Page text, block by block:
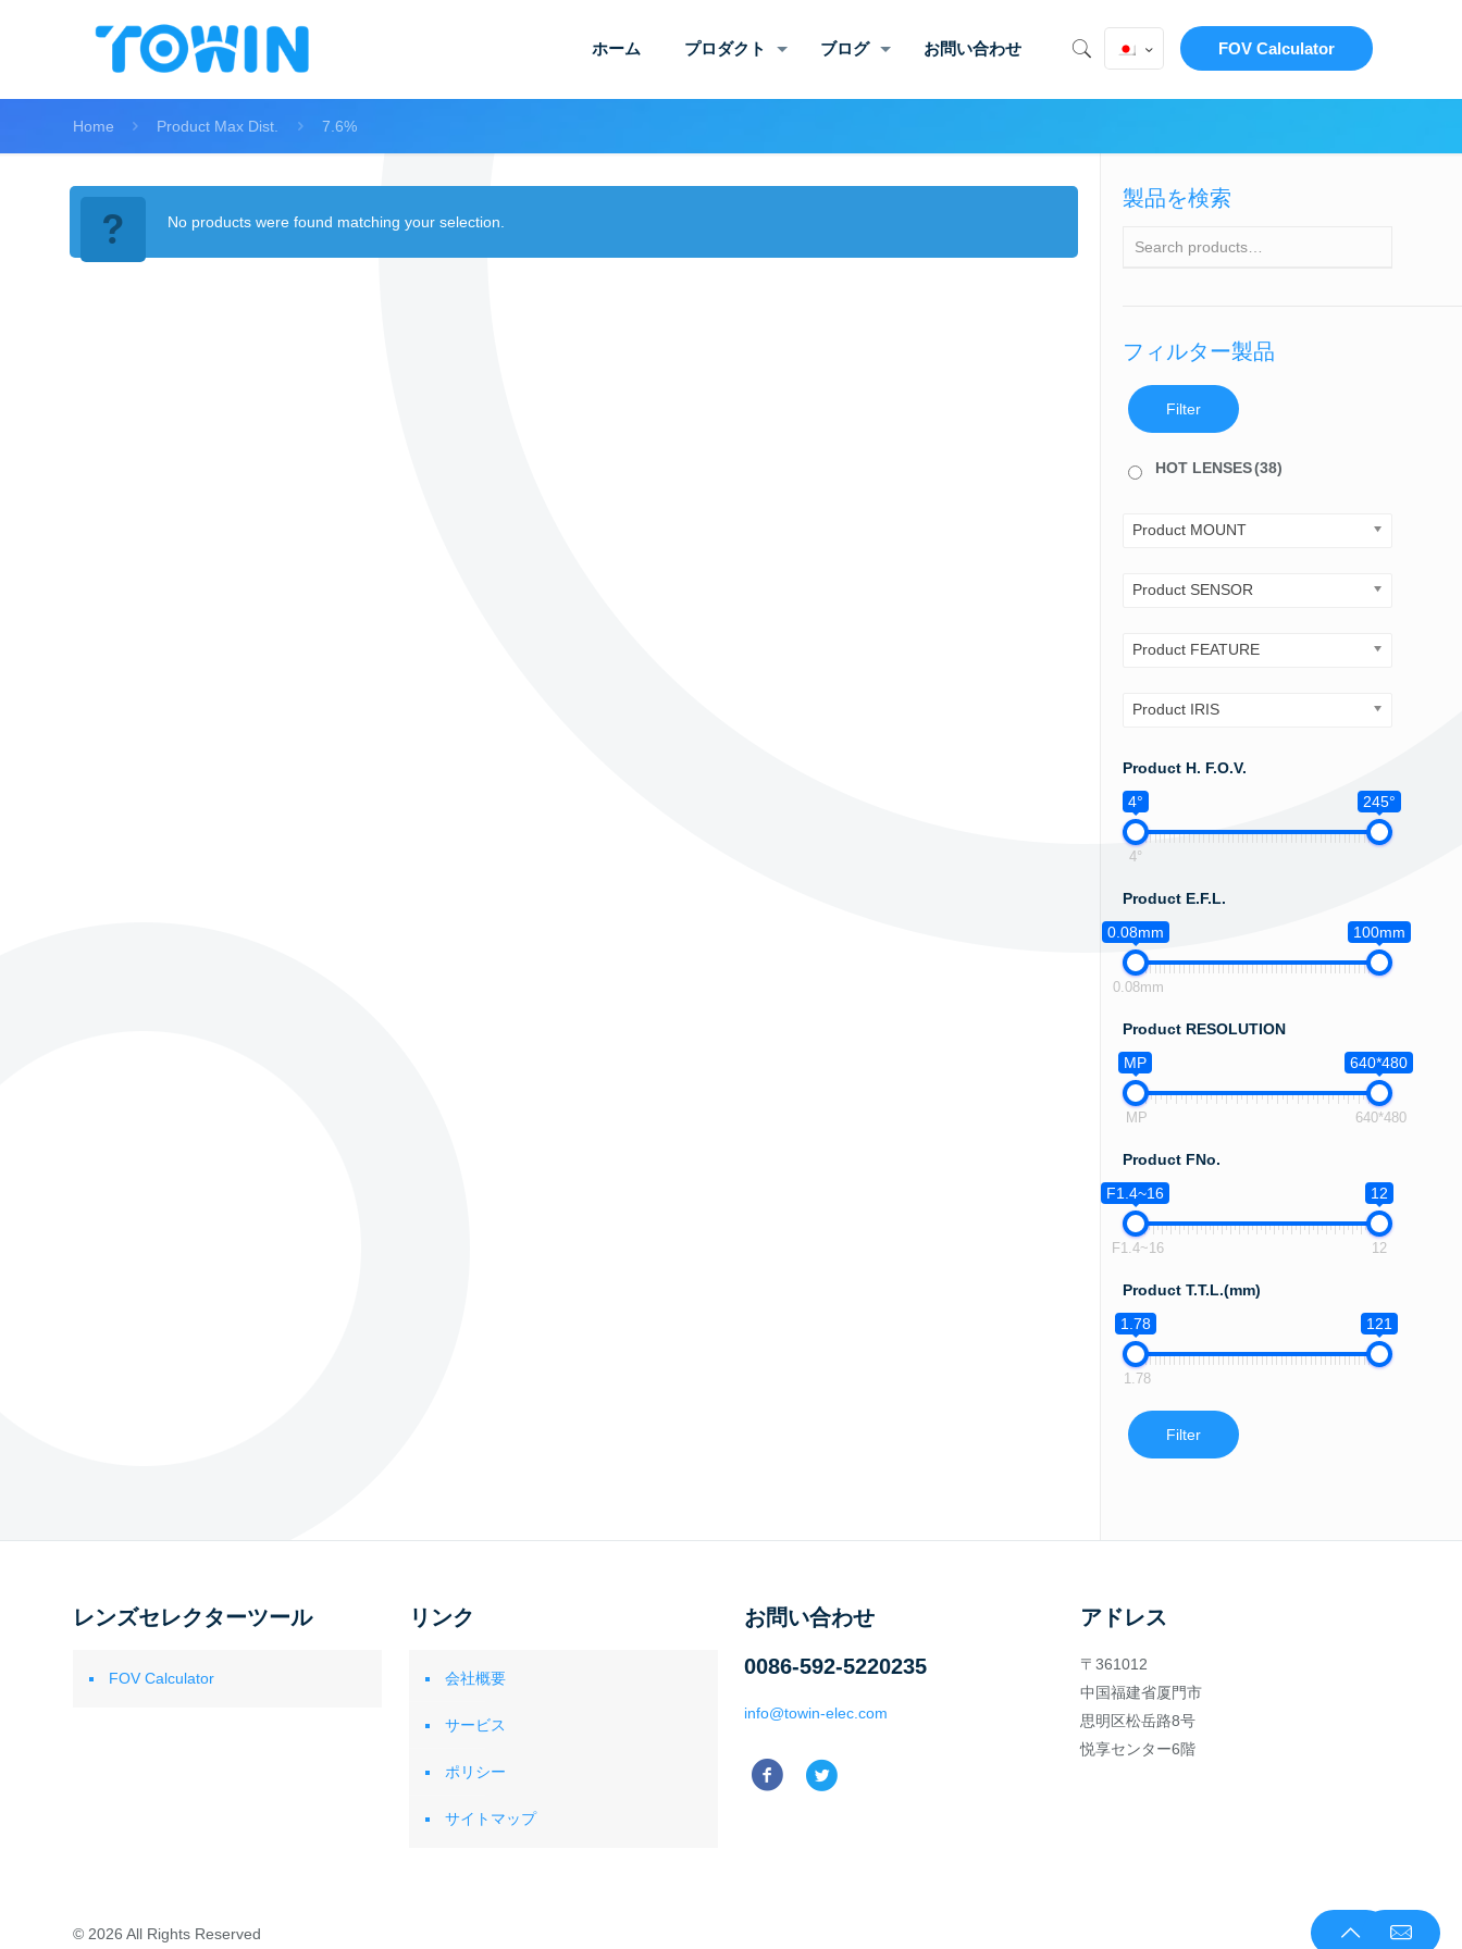
ホーム プロダクト ブログ お問い合わせ FOV Calculator
Home Product Max Dist. 7.6%
No products were found matching your selection.
製品を検索
フィルター製品
Filter
HOT LENSES(38)
Product MOUNT
Product SENSOR
Product FEATURE
Product IRIS
Product H. F.O.V.
4°
245°
4°
Product E.F.L.
0.08mm
100mm
0.08mm
Product RESOLUTION
MP
640*480
MP 640*480
Product FNo.
F1.4~16
12
F1.4~16 12
Product T.T.L.(mm)
1.78
121
1.78
Filter
レンズセレクターツール
FOV Calculator
リンク
会社概要
サービス
ポリシー
サイトマップ
お問い合わせ
0086-592-5220235
info@towin-elec.com
アドレス
〒361012
中国福建省厦門市
思明区松岳路8号
悦享センター6階
© 2026 All Rights Reserved